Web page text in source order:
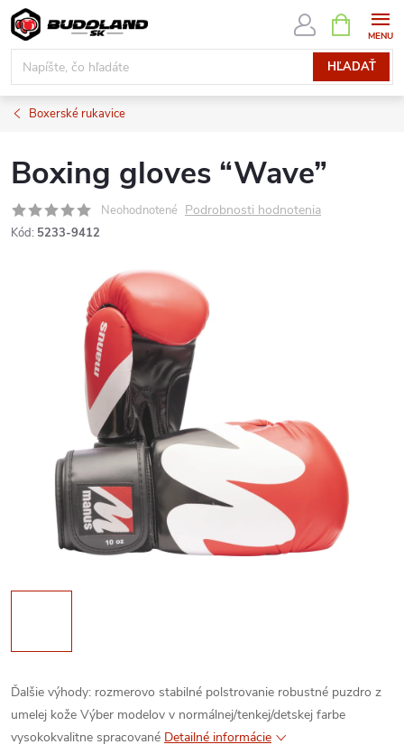
Prejsť
na
obsah
HĽADAŤ
KOŠÍK
Boxerské rukavice
Boxing gloves “Wave”
Neohodnotené Podrobnosti hodnotenia
Kód: 5233-9412
Ďalšie výhody: rozmerovo stabilné polstrovanie robustné puzdro z
umelej kože Výber modelov v normálnej/tenkej/detskej farbe
vysokokvalitne spracované Detailné informácie